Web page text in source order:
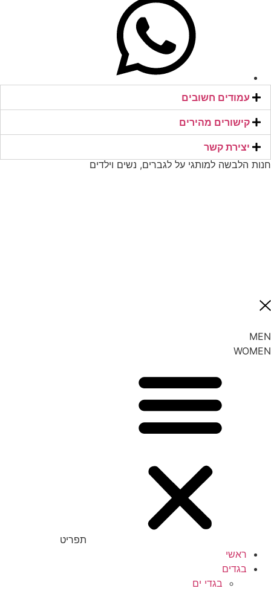
עמודים חשובים
קישורים מהירים​
יצירת קשר​
חנות הלבשה למותגי על לגברים, נשים וילדים
MEN
WOMEN
תפריט
ראשי
בגדים
בגדי ים